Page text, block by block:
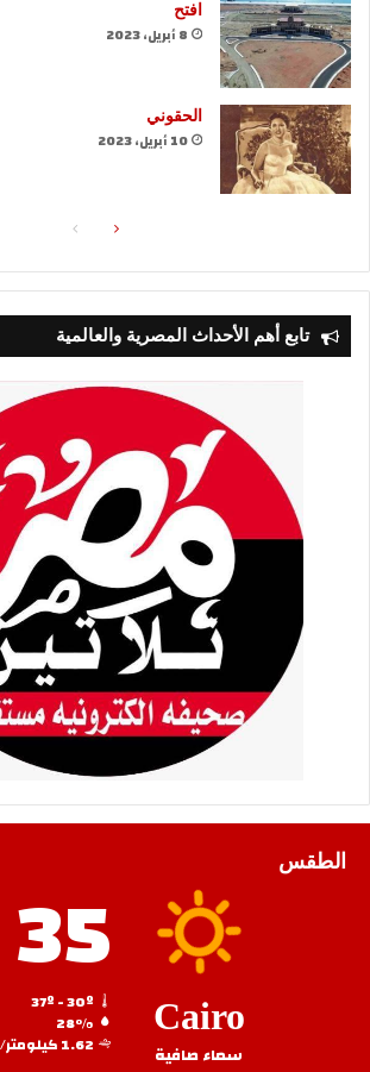
افتح
8 أبريل، 2023
الحقوني
10 أبريل، 2023
الصفحةالصفحة
تابع أهم الأحداث المصرية والعالمية
الطقس
Cairo
سماء صافية
35
28%
1.62 كيلومتر/ساعة